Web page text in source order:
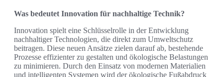
Was bedeutet Innovation für nachhaltige Technik?
Innovation spielt eine Schlüsselrolle in der Entwicklung
nachhaltiger Technologien, die direkt zum Umweltschutz
beitragen. Diese neuen Ansätze zielen darauf ab, bestehende
Prozesse effizienter zu gestalten und ökologische Belastungen
zu minimieren. Durch den Einsatz von modernen Materialien
und intelligenten Systemen wird der ökologische Fußabdruck